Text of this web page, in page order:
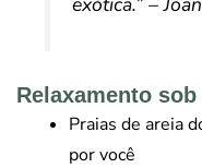
Relaxamento
Praias de areia
por você